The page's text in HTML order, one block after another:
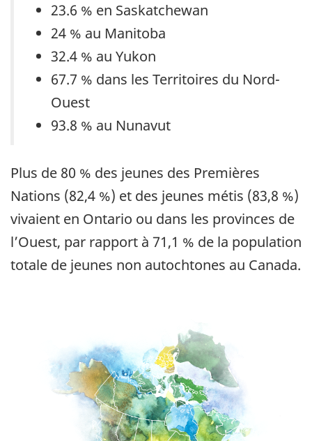
23.6 % en Saskatchewan
24 % au Manitoba
32.4 % au Yukon
67.7 % dans les Territoires du Nord-
Ouest
93.8 % au Nunavut
Plus de 80 % des jeunes des Premières
Nations (82,4 %) et des jeunes métis (83,8 %)
vivaient en Ontario ou dans les provinces de
l’Ouest, par rapport à 71,1 % de la population
totale de jeunes non autochtones au Canada.